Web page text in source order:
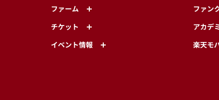
ファーム
チケット
イベント情報
ファン
アカデ
楽天モ